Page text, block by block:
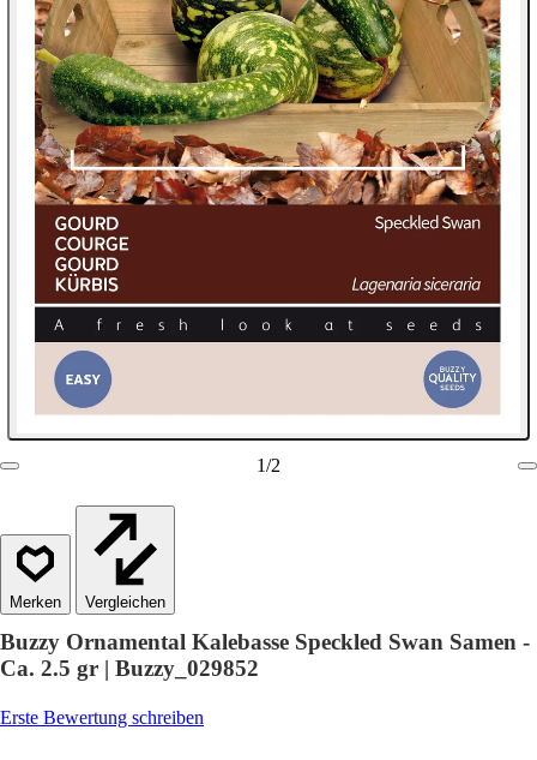
1/2
Vergleichen
Buzzy Ornamental Kalebasse Speckled Swan Samen -
Ca. 2.5 gr | Buzzy_029852
Erste Bewertung schreiben